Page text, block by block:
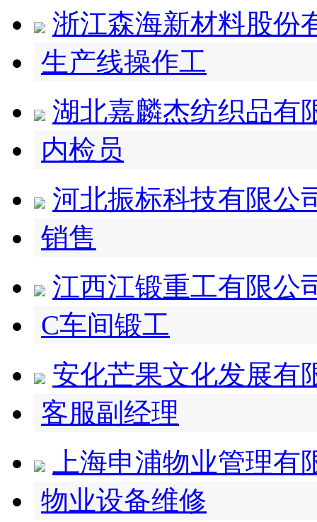
浙江森海新材料股份
生产线操作工
湖北嘉麟杰纺织品有
内检员
河北振标科技有限公
销售
江西江锻重工有限公
C车间锻工
安化芒果文化发展有
客服副经理
上海申浦物业管理有
物业设备维修